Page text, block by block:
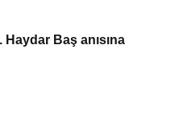
Haydar Baş anısına